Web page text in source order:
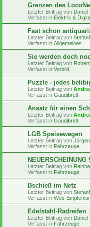
Grenzen des
Letzter Beitrag von Daniel
Verfasst in Elektrik &
Fast schon
Letzter Beitrag von
Verfasst in Allgemeines
Sie werden doch
Letzter Beitrag von
Verfasst in Vorbild
Puzzle - jedes
Letzter Beitrag von
Verfasst in Gaudibrett
Ansatz für einen
Letzter Beitrag von
Verfasst in Gaudibrett
LGB Speisewagen
Letzter Beitrag von
Verfasst in Fahrzeuge
NEUERSCHEINUNG
Letzter Beitrag von
Verfasst in Fahrzeuge
Bschieß im Netz
Letzter Beitrag von
Verfasst in Web-
Edelstahl-Radreifen
Letzter Beitrag von Daniel
Verfasst in Fahrzeuge